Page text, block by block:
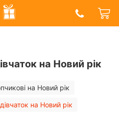
Prazdnik
Shop
на Новий рік
на Новий рік
на Новий рік